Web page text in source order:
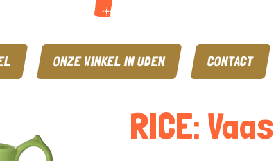
ONZE WINKEL IN UDEN CONTACT
RICE: